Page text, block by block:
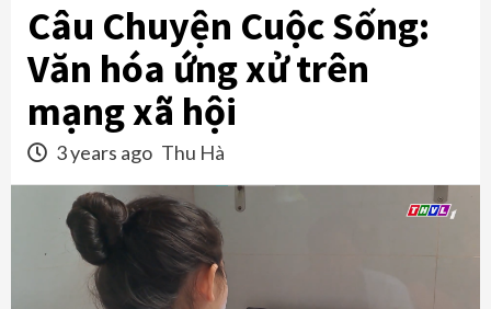
Câu Chuyện Cuộc Sống:
Văn hóa ứng xử trên
mạng xã hội
3 years ago Thu Hà